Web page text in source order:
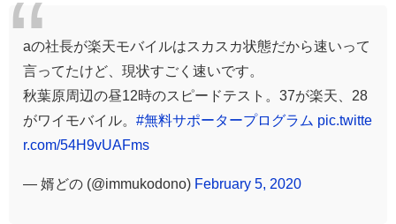
aの社長が楽天モバイルはスカスカ状態だから速いって
言ってたけど、現状すごく速いです。
秋葉原周辺の昼12時のスピードテスト。37が楽天、28
がワイモバイル。 #無料サポータープログラム pic.twitte
r.com/54H9vUAFms
— 婿どの (@immukodono) February 5, 2020